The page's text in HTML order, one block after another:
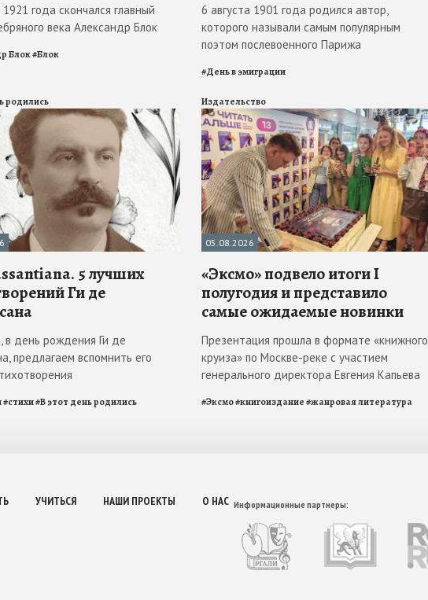
1921 года скончался главный
века Александр Блок
Блок#Блок
6 августа 1901 года родился автор,
которого называли самым популярным
поэтом послевоенного Парижа
#День в эмиграции
родились
5 лучших
Ги де
в день рождения Ги де
предлагаем вспомнить его
#стихи#В этот день родились
Издательство
05.08.2026
«Эксмо» подвело итоги I
полугодия и представило
самые ожидаемые новинки
Презентация прошла в формате «книжного
круиза» по Москве-реке с участием
генерального директора Евгения Капьева
#Эксмо#книгоиздание#жанровая литература
УЧИТЬСЯ НАШИ ПРОЕКТЫ О НАС Информационные партнеры: